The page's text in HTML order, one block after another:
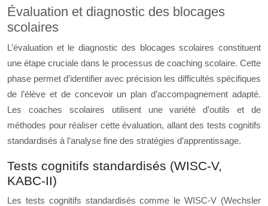
Évaluation et diagnostic des blocages
scolaires
L’évaluation et le diagnostic des blocages scolaires constituent
une étape cruciale dans le processus de coaching scolaire. Cette
phase permet d’identifier avec précision les difficultés spécifiques
de l’élève et de concevoir un plan d’accompagnement adapté.
Les coaches scolaires utilisent une variété d’outils et de
méthodes pour réaliser cette évaluation, allant des tests cognitifs
standardisés à l’analyse fine des stratégies d’apprentissage.
Tests cognitifs standardisés (WISC-V,
KABC-II)
Les tests cognitifs standardisés comme le WISC-V (Wechsler